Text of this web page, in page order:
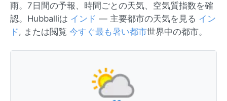
雨。7日間の予報、時間ごとの天気、空気質指数を確
認。Hubballiは インド — 主要都市の天気を見る イン
ド, または閲覧 今すぐ最も暑い都市世界中の都市。